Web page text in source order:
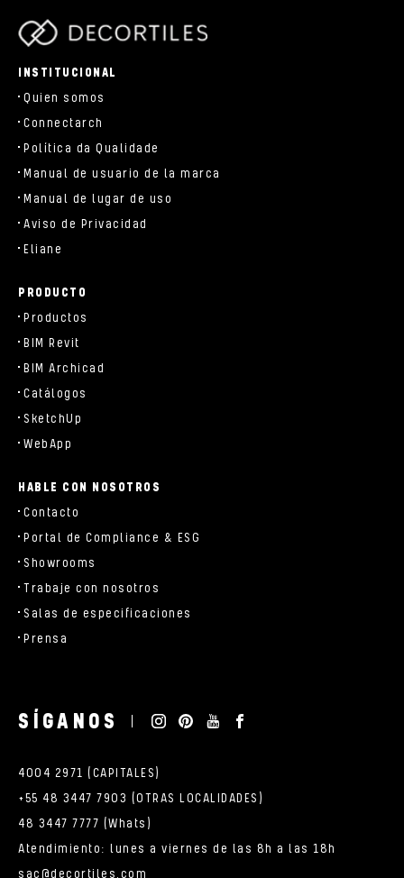
INSTITUCIONAL
Quien somos
Connectarch
Política da Qualidade
Manual de usuario de la marca
Manual de lugar de uso
Aviso de Privacidad
Eliane
PRODUCTO
Productos
BIM Revit
BIM Archicad
Catálogos
SketchUp
WebApp
HABLE CON NOSOTROS
Contacto
Portal de Compliance & ESG
Showrooms
Trabaje con nosotros
Salas de especificaciones
Prensa
SÍGANOS
4004 2971 (CAPITALES)
+55 48 3447 7903 (OTRAS LOCALIDADES)
48 3447 7777 (Whats)
Atendimiento: lunes a viernes de las 8h a las 18h
sac@decortiles.com